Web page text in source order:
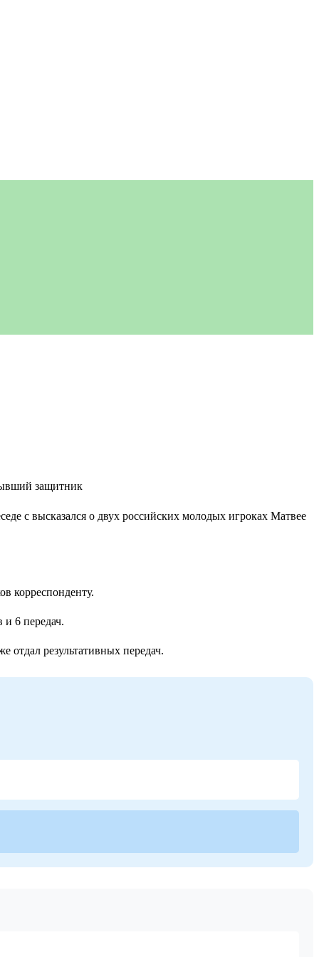
с высказался о двух российских молодых игроках Матвее
корреспонденту.
и 6 передач.
результативных передач.